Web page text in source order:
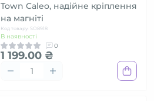
Town Caleo, надійне кріплення
на магніті
Код товару: SO8918
В наявності
0
1 199.00 ₴